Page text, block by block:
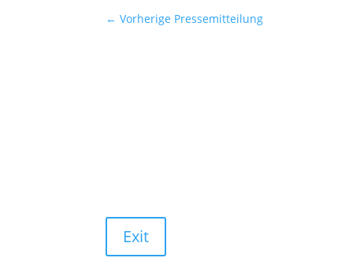
←Vorherige Pressemitteilung
Exit